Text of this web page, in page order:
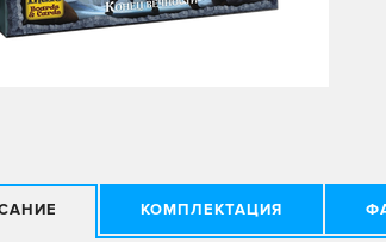
КОМПЛЕКТАЦИЯ